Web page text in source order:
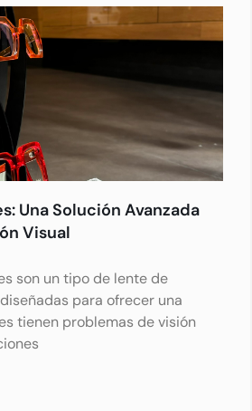
Una Solución Avanzada
Visual
son un tipo de lente de
para ofrecer una
tienen problemas de visión